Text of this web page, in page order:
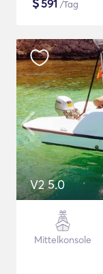
591 /Tag
V2 5.0
Mittelkonsole